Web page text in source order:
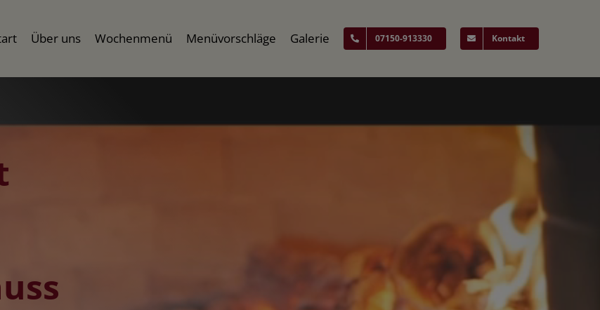
Über uns Wochenmenü Menüvorschläge Galerie 07150-913330 Kontakt